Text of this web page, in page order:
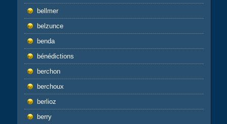
bellmer
belzunce
benda
bénédictions
berchon
berchoux
berlioz
berry